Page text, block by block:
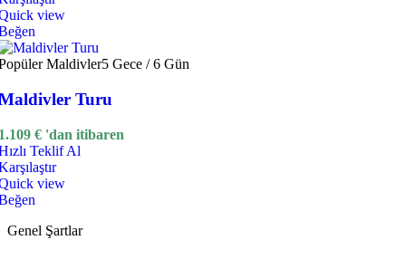
view
Maldivler5 Gece / 6 Gün
Turu
€ 'dan itibaren
Teklif Al
view
Genel Şartlar